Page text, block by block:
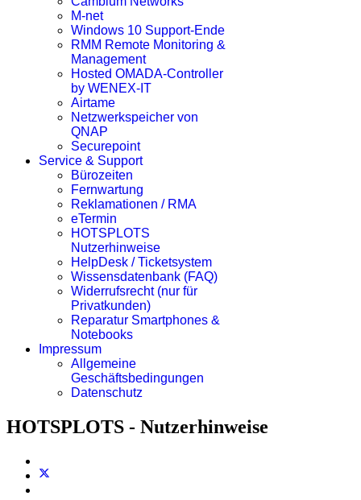
M-net
Windows 10 Support-Ende
RMM Remote Monitoring &
Management
Hosted OMADA-Controller
by WENEX-IT
Airtame
Netzwerkspeicher von
QNAP
Securepoint
Service & Support
Bürozeiten
Fernwartung
Reklamationen / RMA
eTermin
HOTSPLOTS
Nutzerhinweise
HelpDesk / Ticketsystem
Wissensdatenbank (FAQ)
Widerrufsrecht (nur für
Privatkunden)
Reparatur Smartphones &
Notebooks
Impressum
Allgemeine
Geschäftsbedingungen
Datenschutz
HOTSPLOTS - Nutzerhinweise